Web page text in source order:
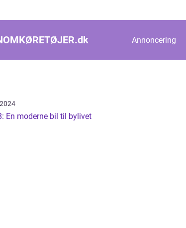
dk Annoncering
En moderne bil til bylivet